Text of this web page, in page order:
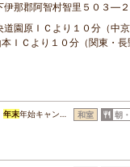
伊那郡阿智村智里５０３―２
道園原ＩＣより１０分（中
ＩＣより１０分（関東・長
年末年始キャン… 和室 朝